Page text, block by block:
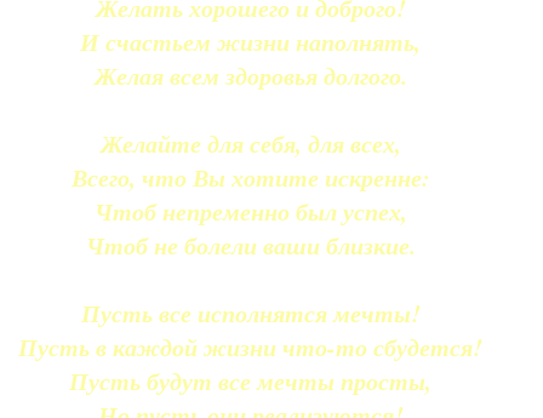
Желать хорошего и доброго!
И счастьем жизни наполнять,
Желая всем здоровья долгого.
Желайте для себя, для всех,
Всего, что Вы хотите искренне:
Чтоб непременно был успех,
Чтоб не болели ваши близкие.
Пусть все исполнятся мечты!
Пусть в каждой жизни что-то сбудется!
Пусть будут все мечты просты,